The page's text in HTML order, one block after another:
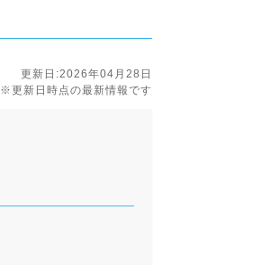
更新日:2026年04月28日
※更新日時点の最新情報です